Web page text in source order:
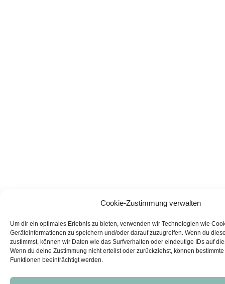
Cookie-Zustimmung verwalten
Um dir ein optimales Erlebnis zu bieten, verwenden wir Technologien wie
Geräteinformationen zu speichern und/oder darauf zuzugreifen. Wenn du
zustimmst, können wir Daten wie das Surfverhalten oder eindeutige IDs auf
Wenn du deine Zustimmung nicht erteilst oder zurückziehst, können
Funktionen beeinträchtigt werden.